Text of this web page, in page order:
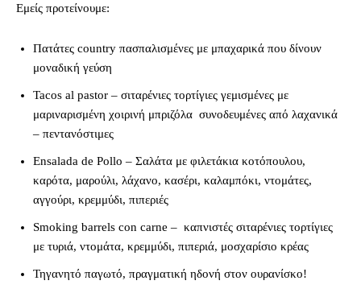
Εμείς προτείνουμε:
Πατάτες country πασπαλισμένες με μπαχαρικά που δίνουν
μοναδική γεύση
Tacos al pastor – σιταρένιες τορτίγιες γεμισμένες με
μαριναρισμένη χοιρινή μπριζόλα συνοδευμένες από λαχανικά
– πεντανόστιμες
Ensalada de Pollo – Σαλάτα με φιλετάκια κοτόπουλου,
καρότα, μαρούλι, λάχανο, κασέρι, καλαμπόκι, ντομάτες,
αγγούρι, κρεμμύδι, πιπεριές
Smoking barrels con carne – καπνιστές σιταρένιες τορτίγιες
με τυριά, ντομάτα, κρεμμύδι, πιπεριά, μοσχαρίσιο κρέας
Τηγανητό παγωτό, πραγματική ηδονή στον ουρανίσκο!